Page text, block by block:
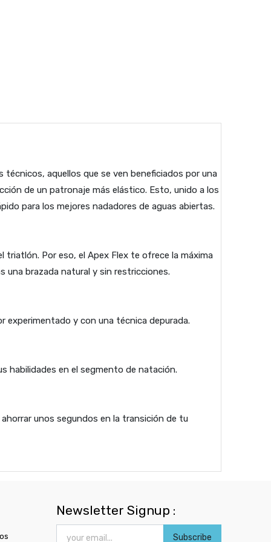
técnicos, aquellos que se ven beneficiados por una
de un patronaje más elástico. Esto, unido a los
para los mejores nadadores de aguas abiertas.
Por eso, el Apex Flex te ofrece la máxima
una brazada natural y sin restricciones.
experimentado y con una técnica depurada.
habilidades en el segmento de natación.
unos segundos en la transición de tu
Newsletter Signup :
Subscribe